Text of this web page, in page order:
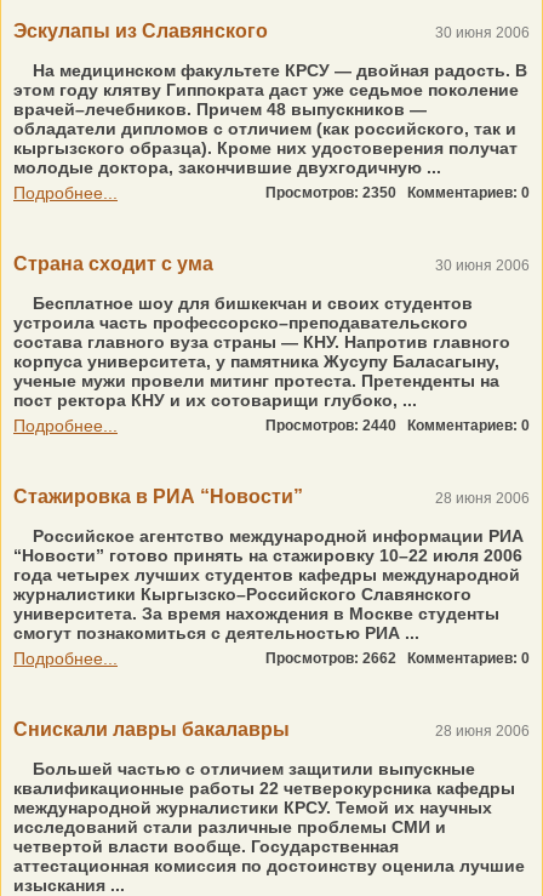
Эскулапы из Славянского 30 июня 2006
На медицинском факультете КРСУ — двойная радость. В
этом году клятву Гиппократа даст уже седьмое поколение
врачей–лечебников. Причем 48 выпускников —
обладатели дипломов с отличием (как российского, так и
кыргызского образца). Кроме них удостоверения получат
молодые доктора, закончившие двухгодичную ...
Подробнее...
Просмотров: 2350 Комментариев: 0
Страна сходит с ума 30 июня 2006
Бесплатное шоу для бишкекчан и своих студентов
устроила часть профессорско–преподавательского
состава главного вуза страны — КНУ. Напротив главного
корпуса университета, у памятника Жусупу Баласагыну,
ученые мужи провели митинг протеста. Претенденты на
пост ректора КНУ и их сотоварищи глубоко, ...
Подробнее...
Просмотров: 2440 Комментариев: 0
Стажировка в РИА “Новости” 28 июня 2006
Российское агентство международной информации РИА
“Новости” готово принять на стажировку 10–22 июля 2006
года четырех лучших студентов кафедры международной
журналистики Кыргызско–Российского Славянского
университета. За время нахождения в Москве студенты
смогут познакомиться с деятельностью РИА ...
Подробнее...
Просмотров: 2662 Комментариев: 0
Снискали лавры бакалавры 28 июня 2006
Большей частью с отличием защитили выпускные
квалификационные работы 22 четверокурсника кафедры
международной журналистики КРСУ. Темой их научных
исследований стали различные проблемы СМИ и
четвертой власти вообще. Государственная
аттестационная комиссия по достоинству оценила лучшие
изыскания ...